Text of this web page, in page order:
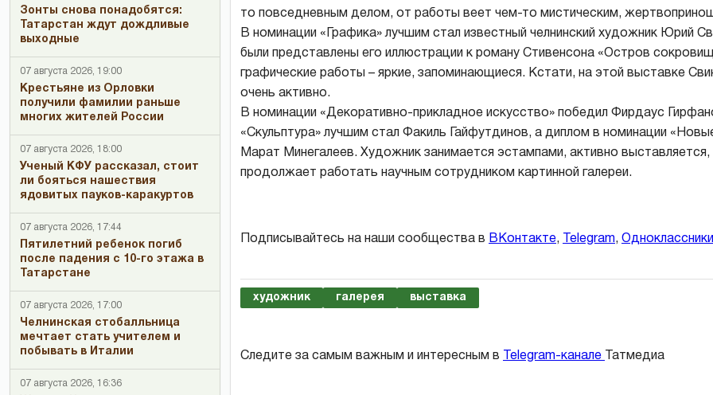
Зонты снова понадобятся:
Татарстан ждут дождливые
выходные
07 августа 2026, 19:00
Крестьяне из Орловки
получили фамилии раньше
многих жителей России
07 августа 2026, 18:00
Ученый КФУ рассказал, стоит
ли бояться нашествия
ядовитых пауков-каракуртов
07 августа 2026, 17:44
Пятилетний ребенок погиб
после падения с 10-го этажа в
Татарстане
07 августа 2026, 17:00
Челнинская стобалльница
мечтает стать учителем и
побывать в Италии
07 августа 2026, 16:36
то повседневным делом, от работы веет чем-то мистическим,
В номинации «Графика» лучшим стал известный челнинский художник Юрий
были представлены его иллюстрации к роману Стивенсона «Остров
графические работы – яркие, запоминающиеся. Кстати, на этой выставке
очень активно.
В номинации «Декоративно-прикладное искусство» победил Фирдаус
«Скульптура» лучшим стал Факиль Гайфутдинов, а диплом в номинации
Марат Минегалеев. Художник занимается эстампами, активно выставляется,
продолжает работать научным сотрудником картинной галереи.
Подписывайтесь на наши сообщества в ВКонтакте, Telegram, Одноклассники
художник галерея выставка
Следите за самым важным и интересным в Telegram-канале Татмедиа